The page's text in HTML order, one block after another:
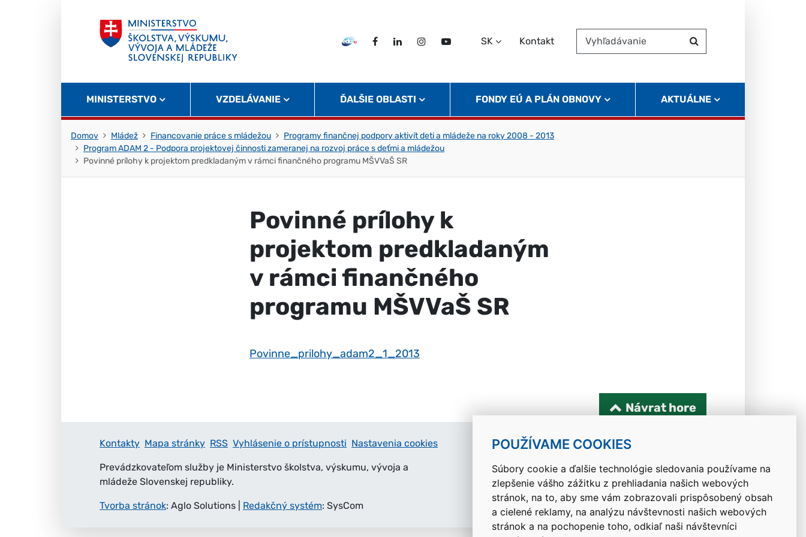
POUŽÍVAME COOKIES
Súbory cookie a ďalšie technológie sledovania používame na
zlepšenie vášho zážitku z prehliadania našich webových
stránok, na to, aby sme vám zobrazovali prispôsobený obsah
a cielené reklamy, na analýzu návštevnosti našich webových
stránok a na pochopenie toho, odkiaľ naši návštevníci
EDU TVFacebookLinkedInInstagram
Twitter
SK Kontakt
Vyhľadávanie
Hľadať
MINISTERSTVO VZDELÁVANIE ĎALŠIE OBLASTI FONDY EÚ A PLÁN OBNOVY AKTUÁLNE
Domov Mládež Financovanie práce s mládežou
Programy finančnej podpory aktivít deti a mládeže na roky 2008 - 2013
Program ADAM 2 - Podpora projektovej činnosti zameranej na rozvoj práce s deťmi a mládežou
Povinné prílohy k projektom predkladaným v rámci finančného programu MŠVVaŠ SR
Povinné prílohy k
projektom predkladaným
v rámci finančného
programu MŠVVaŠ SR
Povinne_prilohy_adam2_1_2013
Návrat hore
Kontakty Mapa stránky RSS Vyhlásenie o prístupnosti Nastavenia cookies
Prevádzkovateľom služby je Ministerstvo školstva, výskumu, vývoja a
mládeže Slovenskej republiky.
Tvorba stránok: Aglo Solutions Redakčný systém: SysCom